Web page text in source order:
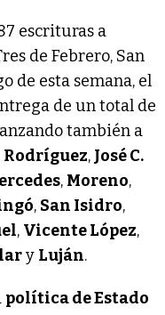
escrituras a
de Febrero, San
de esta semana, el
de un total de
también a
Rodríguez, José C.
, Moreno,
, San Isidro,
, Vicente López,
y Luján.
política de Estado